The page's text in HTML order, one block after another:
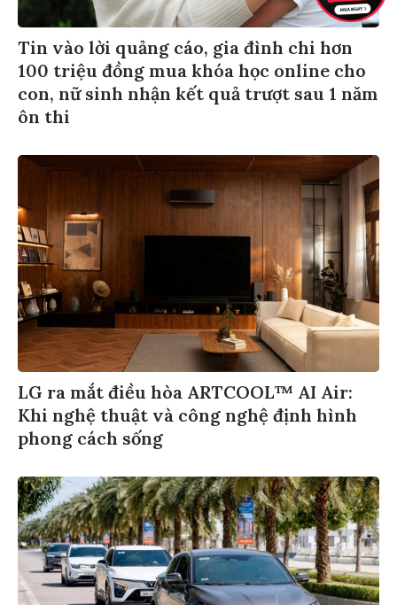
Tin vào lời quảng cáo, gia đình chi hơn
100 triệu đồng mua khóa học online cho
con, nữ sinh nhận kết quả trượt sau 1 năm
ôn thi
LG ra mắt điều hòa ARTCOOL™ AI Air:
Khi nghệ thuật và công nghệ định hình
phong cách sống